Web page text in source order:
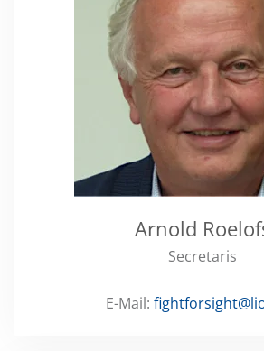
Arnold
Secretaris
E-Mail: